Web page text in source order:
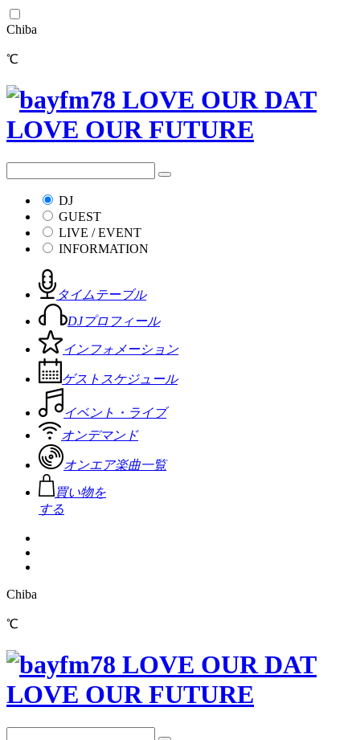
Chiba
℃
DJ
GUEST
LIVE / EVENT
INFORMATION
タイムテーブル
DJプロフィール
インフォメーション
ゲストスケジュール
イベント・ライブ
オンデマンド
オンエア楽曲一覧
買い物を
する
Chiba
℃